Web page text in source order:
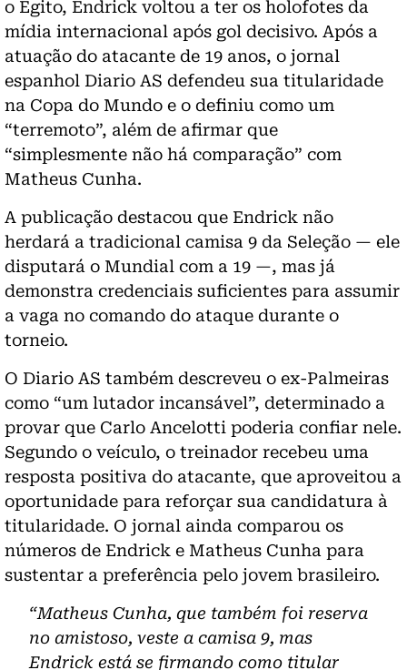
o Egito, Endrick voltou a ter os holofotes da
mídia internacional após gol decisivo. Após a
atuação do atacante de 19 anos, o jornal
espanhol Diario AS defendeu sua titularidade
na Copa do Mundo e o definiu como um
“terremoto”, além de afirmar que
“simplesmente não há comparação” com
Matheus Cunha.
A publicação destacou que Endrick não
herdará a tradicional camisa 9 da Seleção — ele
disputará o Mundial com a 19 —, mas já
demonstra credenciais suficientes para assumir
a vaga no comando do ataque durante o
torneio.
O Diario AS também descreveu o ex-Palmeiras
como “um lutador incansável”, determinado a
provar que Carlo Ancelotti poderia confiar nele.
Segundo o veículo, o treinador recebeu uma
resposta positiva do atacante, que aproveitou a
oportunidade para reforçar sua candidatura à
titularidade. O jornal ainda comparou os
números de Endrick e Matheus Cunha para
sustentar a preferência pelo jovem brasileiro.
“Matheus Cunha, que também foi reserva
no amistoso, veste a camisa 9, mas
Endrick está se firmando como titular